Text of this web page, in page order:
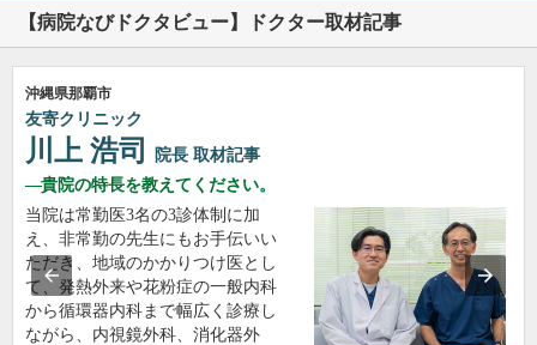
【病院なびドクタビュー】ドクター取材記事
沖縄県那覇市
友寄クリニック
川上 浩司 院長 取材記事
貴院の特長を教えてください。
当院は常勤医3名の3診体制に加
え、非常勤の先生にもお手伝いい
ただき、地域のかかりつけ医とし
て、発熱外来や花粉症の一般内科
から循環器内科まで幅広く診療し
ながら、内視鏡外科、消化器外